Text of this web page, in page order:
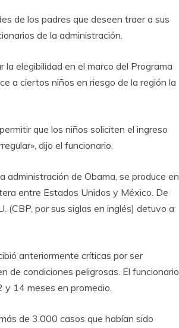
de los padres que deseen traer a sus
de la administración.
elegibilidad en el marco del Programa
a ciertos niños en riesgo de la región la
que los niños soliciten el ingreso
dijo el funcionario.
administración de Obama, se produce en
entre Estados Unidos y México. De
(CBP, por sus siglas en inglés) detuvo a
anteriormente críticas por ser
de condiciones peligrosas. El funcionario
y 14 meses en promedio.
de 3.000 casos que habían sido